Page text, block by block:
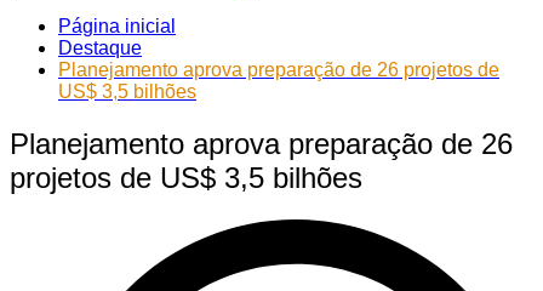
Página inicial
Destaque
Planejamento aprova preparação de 26 projetos de
US$ 3,5 bilhões
Planejamento aprova preparação de 26
projetos de US$ 3,5 bilhões